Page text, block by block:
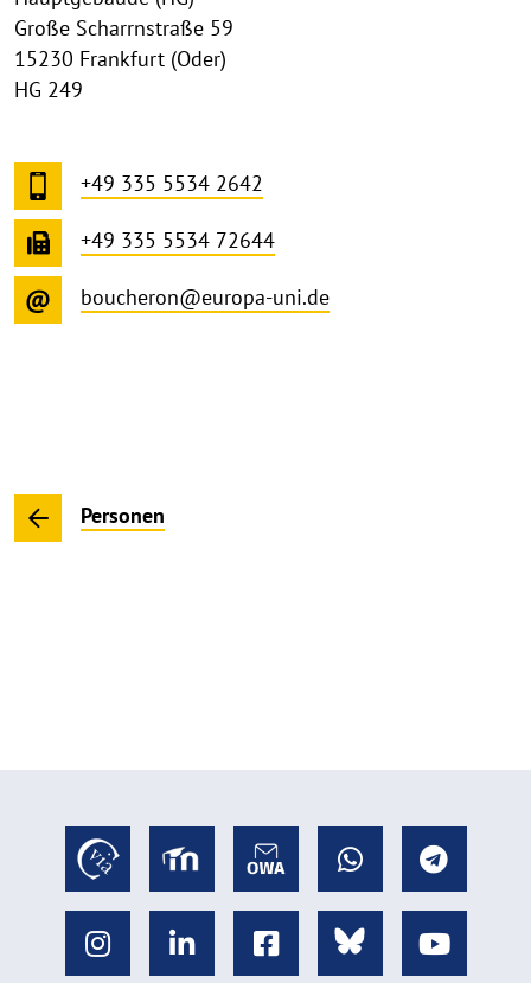
Große Scharrnstraße 59
15230 Frankfurt (Oder)
HG 249
+49 335 5534 2642
+49 335 5534 72644
boucheron@europa-uni.de
Personen